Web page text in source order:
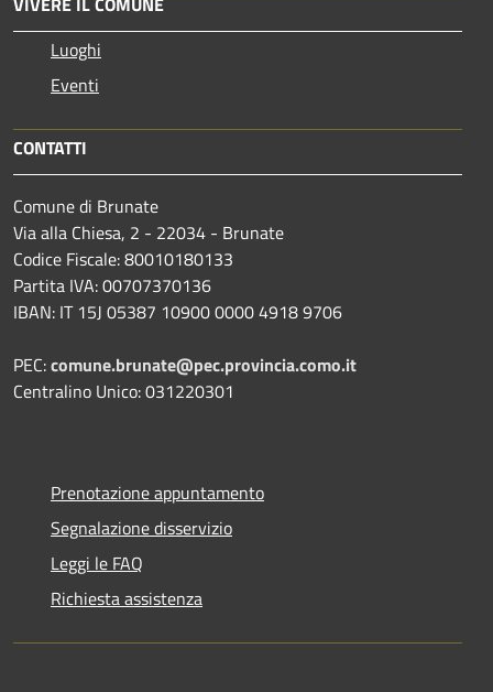
Luoghi
Eventi
CONTATTI
Comune di Brunate
Via alla Chiesa, 2 - 22034 - Brunate
Codice Fiscale: 80010180133
Partita IVA: 00707370136
IBAN: IT 15J 05387 10900 0000 4918 9706
PEC:comune.brunate@pec.provincia.como.it
Centralino Unico: 031220301
Prenotazione appuntamento
Segnalazione disservizio
Leggi le FAQ
Richiesta assistenza